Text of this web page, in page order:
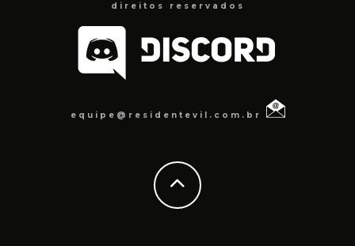
direitos reservados
equipe@residentevil.com.br